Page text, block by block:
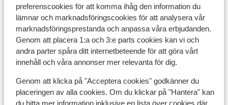
preferenscookies för att komma ihåg den information du
lämnar och marknadsföringscookies för att analysera vår
marknadsföringsprestanda och anpassa våra erbjudanden.
Genom att placera 1:a och 3:e parts cookies kan vi och
andra parter spåra ditt internetbeteende för att göra vårt
innehåll och våra annonser mer relevanta för dig.
Genom att klicka på "Acceptera cookies" godkänner du
placeringen av alla cookies. Om du klickar på "Hantera" kan
du hitta mer information inklusive en lista över cookies där
Visa på karta